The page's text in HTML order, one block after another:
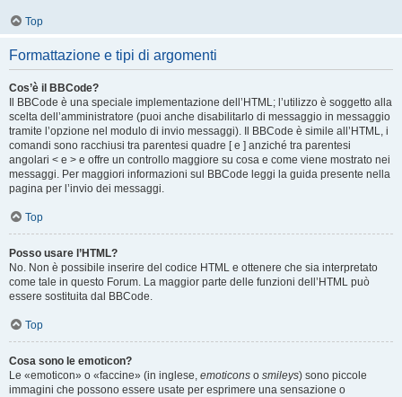
Top
Formattazione e tipi di argomenti
Cos’è il BBCode?
Il BBCode è una speciale implementazione dell’HTML; l’utilizzo è soggetto alla
scelta dell’amministratore (puoi anche disabilitarlo di messaggio in messaggio
tramite l’opzione nel modulo di invio messaggi). Il BBCode è simile all’HTML, i
comandi sono racchiusi tra parentesi quadre [ e ] anziché tra parentesi
angolari < e > e offre un controllo maggiore su cosa e come viene mostrato nei
messaggi. Per maggiori informazioni sul BBCode leggi la guida presente nella
pagina per l’invio dei messaggi.
Top
Posso usare l’HTML?
No. Non è possibile inserire del codice HTML e ottenere che sia interpretato
come tale in questo Forum. La maggior parte delle funzioni dell’HTML può
essere sostituita dal BBCode.
Top
Cosa sono le emoticon?
Le «emoticon» o «faccine» (in inglese, emoticons o smileys) sono piccole
immagini che possono essere usate per esprimere una sensazione o